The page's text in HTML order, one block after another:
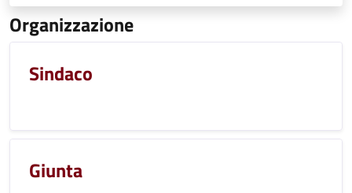
Organizzazione
Sindaco
Giunta